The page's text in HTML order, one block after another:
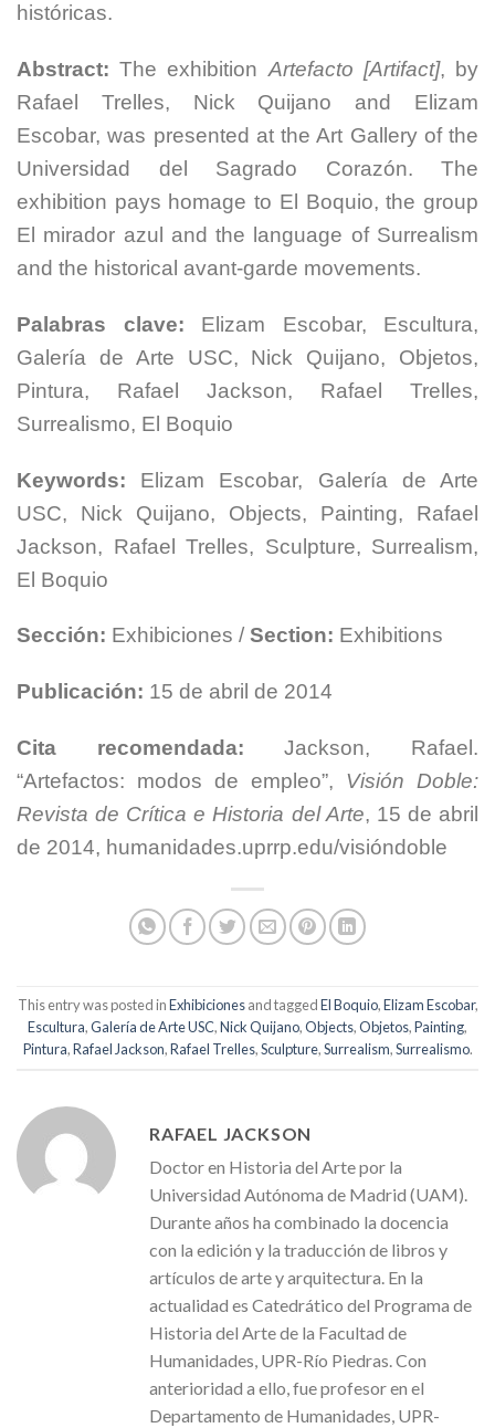
históricas.
Abstract: The exhibition Artefacto [Artifact], by
Rafael Trelles, Nick Quijano and Elizam
Escobar, was presented at the Art Gallery of the
Universidad del Sagrado Corazón. The
exhibition pays homage to El Boquio, the group
El mirador azul and the language of Surrealism
and the historical avant-garde movements.
Palabras clave: Elizam Escobar, Escultura,
Galería de Arte USC, Nick Quijano, Objetos,
Pintura, Rafael Jackson, Rafael Trelles,
Surrealismo, El Boquio
Keywords: Elizam Escobar, Galería de Arte
USC, Nick Quijano, Objects, Painting, Rafael
Jackson, Rafael Trelles, Sculpture, Surrealism,
El Boquio
Sección: Exhibiciones / Section: Exhibitions
Publicación: 15 de abril de 2014
Cita recomendada:
Jackson, Rafael.
“Artefactos: modos de empleo”, Visión Doble:
Revista de Crítica e Historia del Arte, 15 de abril
de 2014, humanidades.uprrp.edu/visióndoble
This entry was posted inExhibicionesand taggedEl Boquio,Elizam Escobar,
Escultura,Galería de Arte USC,Nick Quijano,Objects,Objetos,Painting,
Pintura,Rafael Jackson,Rafael Trelles,Sculpture,Surrealism,Surrealismo.
RAFAEL JACKSON
Doctor en Historia del Arte por la
Universidad Autónoma de Madrid (UAM).
Durante años ha combinado la docencia
con la edición y la traducción de libros y
artículos de arte y arquitectura. En la
actualidad es Catedrático del Programa de
Historia del Arte de la Facultad de
Humanidades, UPR-Río Piedras. Con
anterioridad a ello, fue profesor en el
Departamento de Humanidades, UPR-